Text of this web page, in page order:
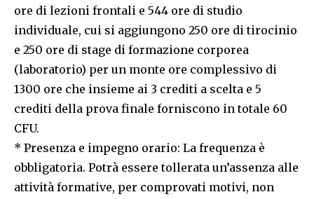
ore di lezioni frontali e 544 ore di studio
individuale, cui si aggiungono 250 ore di tirocinio
e 250 ore di stage di formazione corporea
(laboratorio) per un monte ore complessivo di
1300 ore che insieme ai 3 crediti a scelta e 5
crediti della prova finale forniscono in totale 60
CFU.
* Presenza e impegno orario: La frequenza è
obbligatoria. Potrà essere tollerata un’assenza alle
attività formative, per comprovati motivi, non